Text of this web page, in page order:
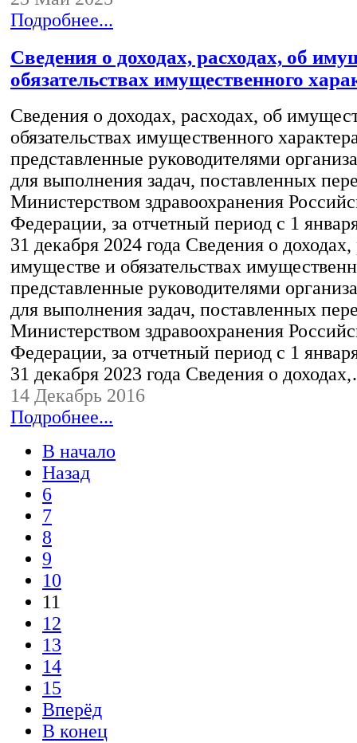
Подробнее...
Сведения о доходах, расходах, об
обязательствах имущественного
Сведения о доходах, расходах, об
обязательствах имущественного
представленные руководителями
для выполнения задач, поставленных
Министерством здравоохранения
Федерации, за отчетный период с 1
31 декабря 2024 года Сведения о доходах,
имуществе и обязательствах
представленные руководителями
для выполнения задач, поставленных
Министерством здравоохранения
Федерации, за отчетный период с 1
31 декабря 2023 года Сведения о
14 Декабрь 2016
Подробнее...
В начало
Назад
6
7
8
9
10
11
12
13
14
15
Вперёд
В конец